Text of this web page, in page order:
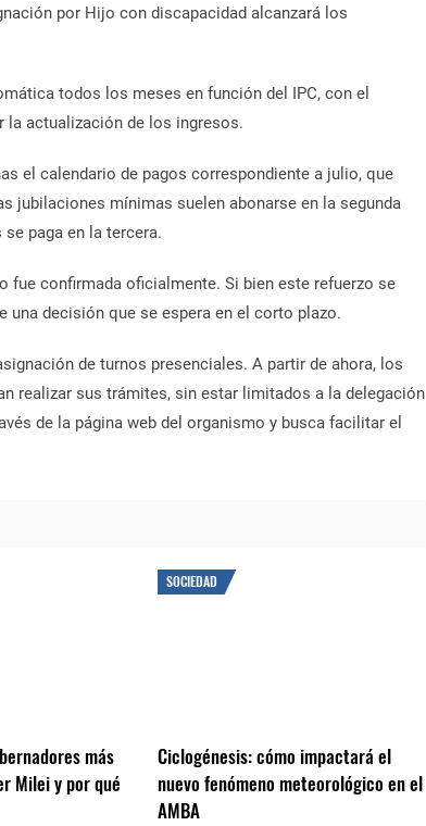
por Hijo con discapacidad alcanzará los
todos los meses en función del IPC, con el
la actualización de los ingresos.
el calendario de pagos correspondiente a julio, que
jubilaciones mínimas suelen abonarse en la segunda
paga en la tercera.
fue confirmada oficialmente. Si bien este refuerzo se
decisión que se espera en el corto plazo.
de turnos presenciales. A partir de ahora, los
realizar sus trámites, sin estar limitados a la delegación
de la página web del organismo y busca facilitar el
más
Milei y por qué
SOCIEDAD
Ciclogénesis: cómo impactará el
nuevo fenómeno meteorológico en el
AMBA